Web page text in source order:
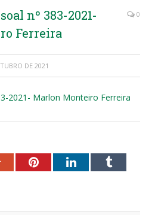
nº 383-2021-
Ferreira
0
DE 2021
2021- Marlon Monteiro Ferreira
Google+PinterestLinkedInTumblr